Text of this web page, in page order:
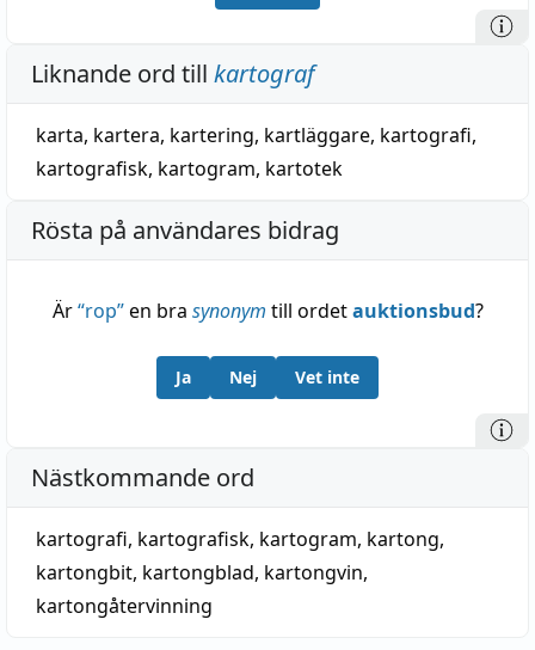
Liknande ord till kartograf
karta, kartera, kartering, kartläggare, kartografi,
kartografisk, kartogram, kartotek
Rösta på användares bidrag
Är“rop”en bra synonym till ordetauktionsbud?
Ja Nej Vet inte
Nästkommande ord
kartografi, kartografisk, kartogram, kartong,
kartongbit, kartongblad, kartongvin,
kartongåtervinning